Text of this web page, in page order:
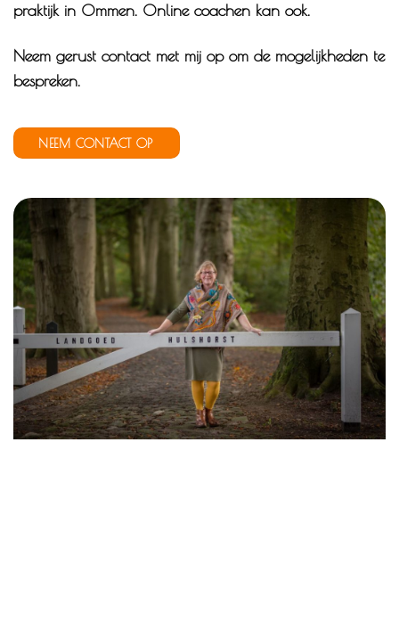
praktijk in Ommen. Online coachen kan ook.
Neem gerust contact met mij op om de mogelijkheden te
bespreken.
NEEM CONTACT OP